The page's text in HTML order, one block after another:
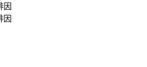
因
因